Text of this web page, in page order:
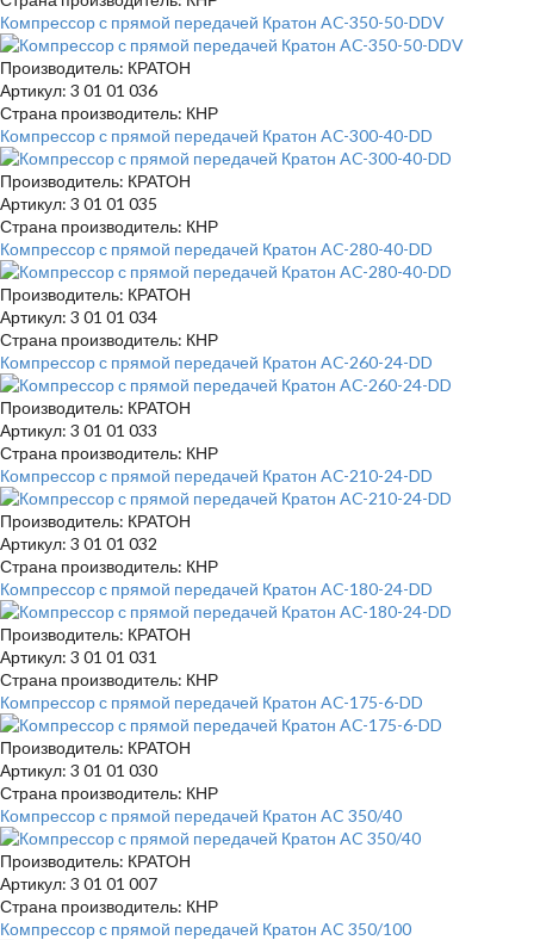
Компрессор с прямой передачей Кратон AC-350-50-DDV
Производитель: КРАТОН
Артикул: 3 01 01 036
Страна производитель: КНР
Компрессор с прямой передачей Кратон AC-300-40-DD
Производитель: КРАТОН
Артикул: 3 01 01 035
Страна производитель: КНР
Компрессор с прямой передачей Кратон AC-280-40-DD
Производитель: КРАТОН
Артикул: 3 01 01 034
Страна производитель: КНР
Компрессор с прямой передачей Кратон AC-260-24-DD
Производитель: КРАТОН
Артикул: 3 01 01 033
Страна производитель: КНР
Компрессор с прямой передачей Кратон AC-210-24-DD
Производитель: КРАТОН
Артикул: 3 01 01 032
Страна производитель: КНР
Компрессор с прямой передачей Кратон AC-180-24-DD
Производитель: КРАТОН
Артикул: 3 01 01 031
Страна производитель: КНР
Компрессор с прямой передачей Кратон AC-175-6-DD
Производитель: КРАТОН
Артикул: 3 01 01 030
Страна производитель: КНР
Компрессор с прямой передачей Кратон AC 350/40
Производитель: КРАТОН
Артикул: 3 01 01 007
Страна производитель: КНР
Компрессор с прямой передачей Кратон AC 350/100